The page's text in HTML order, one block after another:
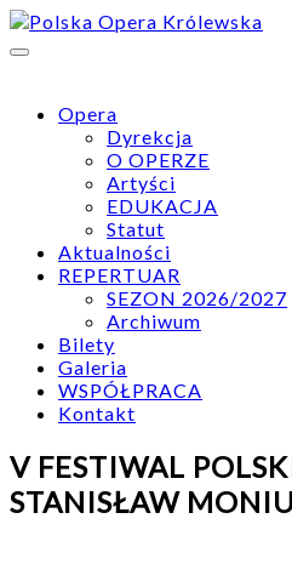
Skip
to
Opera
Dyrekcja
O OPERZE
Artyści
EDUKACJA
Statut
Aktualności
REPERTUAR
SEZON 2026/2027
Archiwum
Bilety
Galeria
WSPÓŁPRACA
Kontakt
V FESTIWAL
STANISŁAW